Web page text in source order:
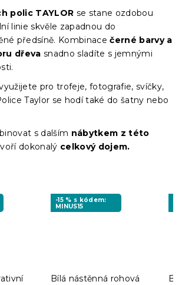
polic TAYLOR se stane ozdobou
linie skvěle zapadnou do
předsíně. Kombinacečerné barvy a
dřeva snadno sladíte s jemnými
pro trofeje, fotografie, svíčky,
Taylor se hodí také do šatny nebo
s dalším nábytkem z této
dokonalý celkový dojem.
-15 % s kódem:
MINUS15
Bílá nástěnná rohová